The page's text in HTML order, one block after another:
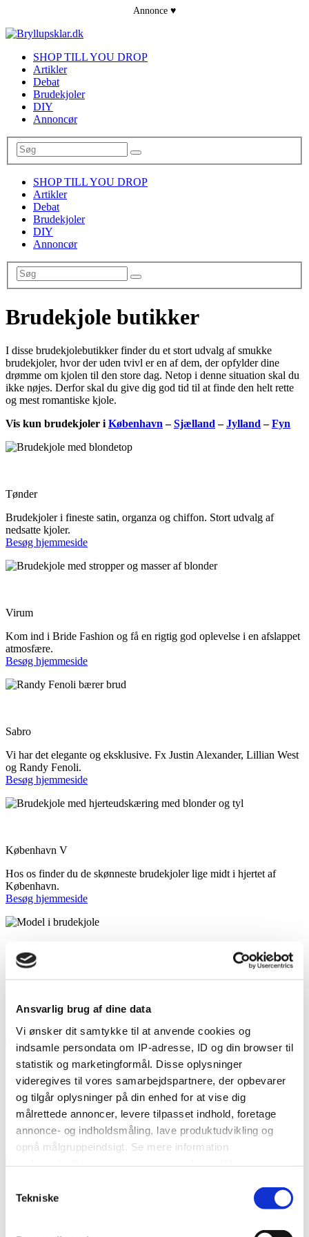
Ansvarlig brug af dine data
Vi ønsker dit samtykke til at anvende cookies og
indsamle persondata om IP-adresse, ID og din browser til
statistik og marketingformål. Disse oplysninger
videregives til vores samarbejdspartnere, der opbevarer
og tilgår oplysninger på din enhed for at vise dig
målrettede annoncer, levere tilpasset indhold, foretage
annonce- og indholdsmåling, lave produktudvikling og
opnå målgruppeindsigt. Se mere information
Hvis du tillader det, vil vi også gerne:
Indsamle præcise oplysninger om din placering, der
Tekniske
SHOP TILL YOU DROP
Artikler
Debat
Brudekjoler
DIY
Annoncør
SHOP TILL YOU DROP
Artikler
Debat
Brudekjoler
DIY
Annoncør
Brudekjole butikker
I disse brudekjolebutikker finder du et stort udvalg af smukke
brudekjoler, hvor der uden tvivl er en af dem, der opfylder dine
drømme om kjolen til den store dag. Netop i denne situation skal du
ikke nøjes. Derfor skal du give dig god tid til at finde den helt rette
og mest romantiske kjole.
Vis kun brudekjoler i København –Sjælland –Jylland –Fyn
Tønder
Brudekjoler i fineste satin, organza og chiffon. Stort udvalg af
nedsatte kjoler.
Besøg hjemmeside
Virum
Kom ind i Bride Fashion og få en rigtig god oplevelse i en afslappet
atmosfære.
Besøg hjemmeside
Sabro
Vi har det elegante og eksklusive. Fx Justin Alexander, Lillian West
og Randy Fenoli.
Besøg hjemmeside
København V
Hos os finder du de skønneste brudekjoler lige midt i hjertet af
København.
Besøg hjemmeside
København K
kvalitet.
Besøg hjemmeside
LILLY
Hele landet
Romantiske brudekjoler med snit og linier der fremhæver din
Besøg hjemmeside
Stilrent, enkelt og elegant med kant. Brudekjoler du kan føle dig